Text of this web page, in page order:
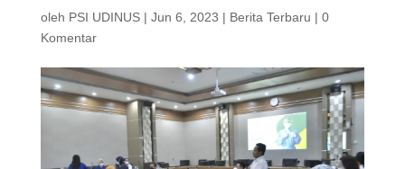
oleh PSI UDINUS| Jun 6, 2023 | Berita Terbaru | 0
Komentar